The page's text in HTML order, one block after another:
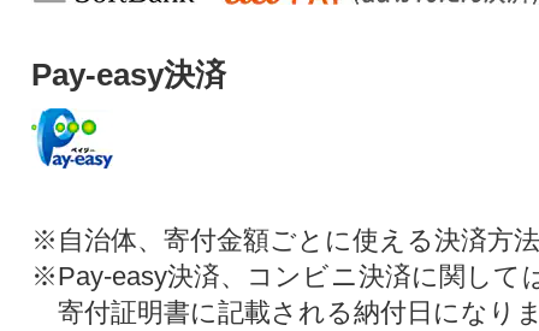
Pay-easy決済
※自治体、寄付金額ごとに使える決済方
※Pay-easy決済、コンビニ決済に関して
寄付証明書に記載される納付日になり